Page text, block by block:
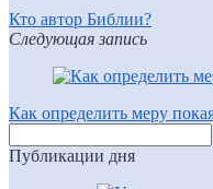
Кто автор Библии?
Следующая запись
Как определить меру
Публикации дня